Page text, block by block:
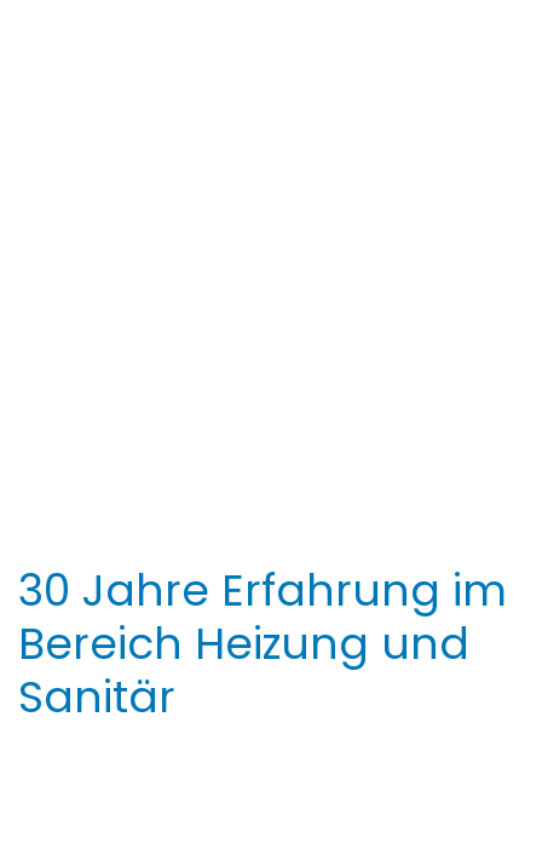
30 Jahre Erfahrung im
Bereich Heizung und
Sanitär